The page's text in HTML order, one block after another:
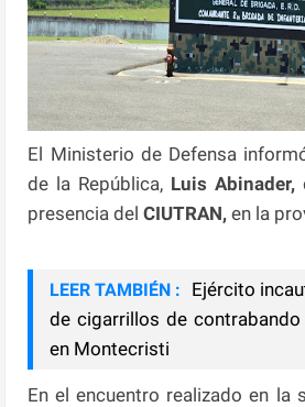
El Ministerio de Defensa
de la República, Luis Abinader,
presencia delCIUTRAN, en la
LEER TAMBIÉN :
Ejército
de cigarrillos de
en Montecristi
En el encuentro realizado en la